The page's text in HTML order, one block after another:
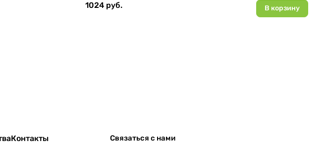
1024 руб. В корзину
Контакты
Связаться с нами